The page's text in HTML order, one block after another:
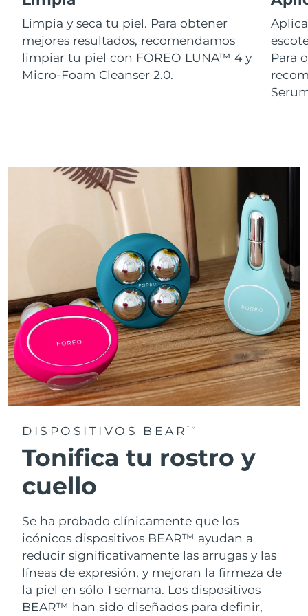
Limpia y seca tu piel. Para obtener
mejores resultados, recomendamos
limpiar tu piel con FOREO LUNA™ 4 y
Micro-Foam Cleanser 2.0.
Para
DISPOSITIVOS BEARTM
Tonifica tu rostro y
cuello
Se ha probado clínicamente que los
icónicos dispositivos BEAR™ ayudan a
reducir significativamente las arrugas y las
líneas de expresión, y mejoran la firmeza de
la piel en sólo 1 semana. Los dispositivos
BEAR™ han sido diseñados para definir,